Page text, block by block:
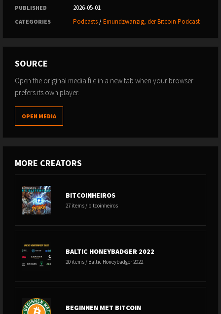
PUBLISHED 2026-05-01
CATEGORIES Podcasts/Einundzwanzig, der Bitcoin Podcast
SOURCE
Open the original media file in a new tab when your browser
prefers its own player.
OPEN MEDIA
MORE CREATORS
BITCOINHEIROS
27 items / bitcoinheiros
BALTIC HONEYBADGER 2022
20 items / Baltic Honeybadger 2022
BEGINNEN MET BITCOIN